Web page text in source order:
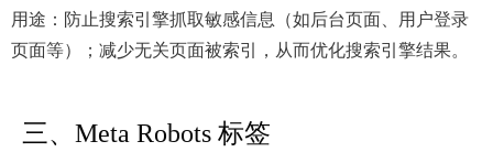
用途：防止搜索引擎抓取敏感信息（如后台页面、用户登录
页面等）；减少无关页面被索引，从而优化搜索引擎结果。
三、Meta Robots 标签